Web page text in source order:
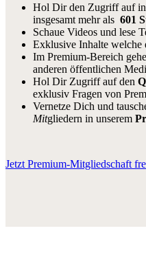
Hol Dir den Zugriff auf
insgesamt mehr als 601
Schaue Videos und lese
Exklusive Inhalte welche
Im Premium-Bereich
anderen öffentlichen
Hol Dir Zugriff auf den
exklusiv Fragen von
Vernetze Dich und
Mitgliedern in unserem
Jetzt Premium-Mitgliedschaft